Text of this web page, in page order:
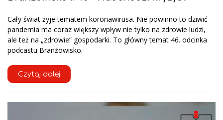
Cały świat żyje tematem koronawirusa. Nie powinno to dziwić –
pandemia ma coraz większy wpływ nie tylko na zdrowie ludzi,
ale też na „zdrowie” gospodarki. To główny temat 46. odcinka
podcastu Branżowisko.
Czytaj dalej